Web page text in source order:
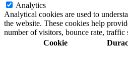
Analytics
Analytical cookies are used to
the website. These cookies help
number of visitors, bounce rate, traffic
Cookie